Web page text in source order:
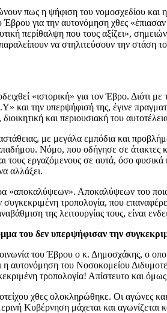
πως η ψήφιση του νομοσχεδίου
για την αυτονόμηση χθες
περίθαλψη που τους αξίζει»,
να στηλιτεύσουν την
«ιστορική» για τον Έβρο. Διότι
και την υπερψήφισή της, έγινε
και περιουσιακή του
με μεγάλα εμπόδια και
Νόμο, που οδήγησε σε άτακτες
τους εργαζόμενους σε αυτά, όσο
αλλάξει.
«αποκαλύψεων». Αποκαλύψεων του
τροπολογία, που
της λειτουργίας τους, είναι
του δεν υπερψήφισαν την
του Έβρου ο κ. Δημοσχάκης, ο
η αυτονόμηση του Νοσοκομείου
τροπολογία! Απίστευτο και
χθες ολοκληρώθηκε. Οι αγώνες
Κυβέρνηση μάχεται και